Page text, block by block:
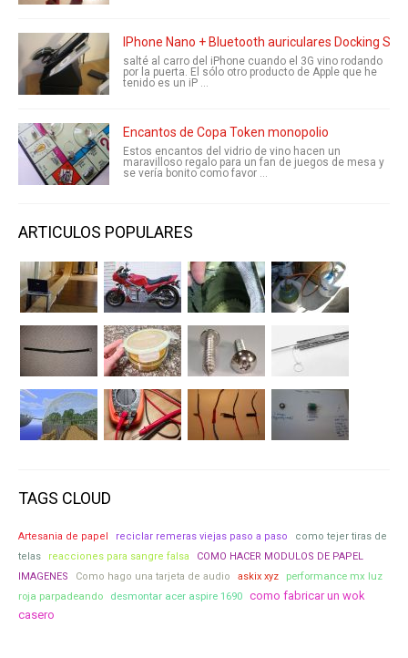
IPhone Nano + Bluetooth auriculares Docking
salté al carro del iPhone cuando el 3G vino rodando
por la puerta. El sólo otro producto de Apple que he
tenido es un iP ...
Encantos de Copa Token monopolio
Estos encantos del vidrio de vino hacen un
maravilloso regalo para un fan de juegos de mesa y
se vería bonito como favor ...
ARTICULOS POPULARES
TAGS CLOUD
Artesania de papel reciclar remeras viejas paso a paso
como tejer tiras de
telas
reacciones para sangre falsa
COMO HACER MODULOS DE PAPEL
IMAGENES
Como hago una tarjeta de audio askix xyz
performance mx luz
roja parpadeando
desmontar acer aspire 1690 como fabricar un wok
casero